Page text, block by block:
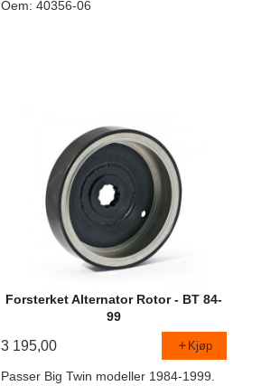
Oem: 40356-06
Forsterket Alternator Rotor - BT 84-
99
3 195,00 Kjøp
Passer Big Twin modeller 1984-1999.